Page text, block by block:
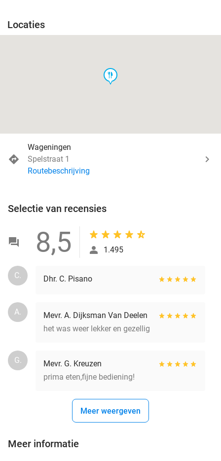
Locaties
food
Wageningen
Spelstraat 1
Routebeschrijving
Selectie van recensies
8,5 1.495
C. Dhr. C. Pisano
A.
Mevr. A. Dijksman Van Deelen
het was weer lekker en gezellig
G.
Mevr. G. Kreuzen
prima eten,fijne bediening!
Meer weergeven
Meer informatie